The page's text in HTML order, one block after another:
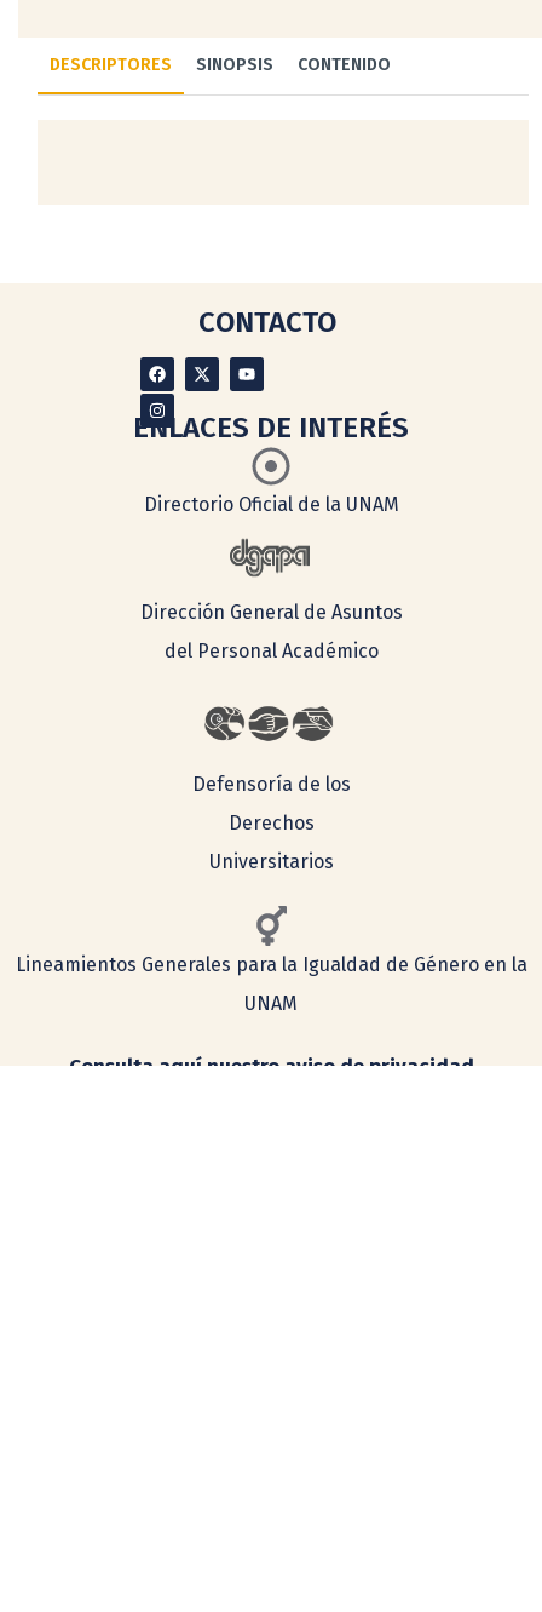
DESCRIPTORES SINOPSIS CONTENIDO
CONTACTO
ENLACES DE INTERÉS
Directorio Oficial de la UNAM
Dirección General de Asuntos
del Personal Académico
Defensoría de los
Derechos
Universitarios
Lineamientos Generales para la Igualdad de Género en la
UNAM
Consulta aquí nuestro aviso de privacidad